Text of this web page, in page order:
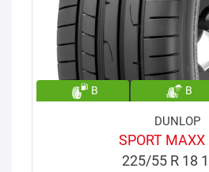
B B
DUNLOP
SPORT MAXX
225/55 R 18